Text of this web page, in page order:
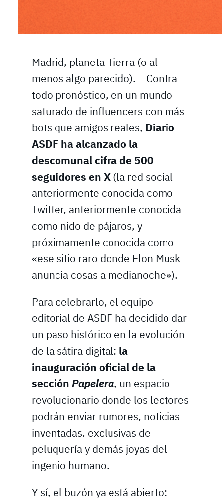
Madrid, planeta Tierra (o al
menos algo parecido).— Contra
todo pronóstico, en un mundo
saturado de influencers con más
bots que amigos reales, Diario
ASDF ha alcanzado la
descomunal cifra de 500
seguidores en X (la red social
anteriormente conocida como
Twitter, anteriormente conocida
como nido de pájaros, y
próximamente conocida como
«ese sitio raro donde Elon Musk
anuncia cosas a medianoche»).
Para celebrarlo, el equipo
editorial de ASDF ha decidido dar
un paso histórico en la evolución
de la sátira digital: la
inauguración oficial de la
sección Papelera, un espacio
revolucionario donde los lectores
podrán enviar rumores, noticias
inventadas, exclusivas de
peluquería y demás joyas del
ingenio humano.
Y sí, el buzón ya está abierto: